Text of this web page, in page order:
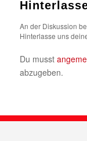
An der Diskussion
Hinterlasse uns
Du musst
abzugeben.